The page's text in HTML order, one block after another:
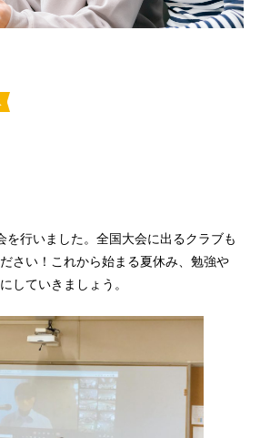
を行いました。全国大会に出るクラブも
さい！これから始まる夏休み、勉強や
していきましょう。